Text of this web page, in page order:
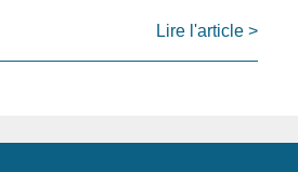
Lire l'article >